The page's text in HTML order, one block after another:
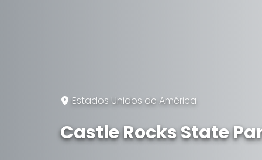
Estados Unidos de América
Castle Rocks State